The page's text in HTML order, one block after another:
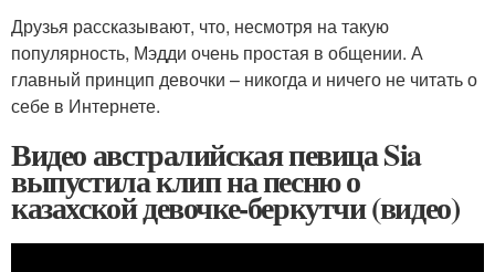
Друзья рассказывают, что, несмотря на такую
популярность, Мэдди очень простая в общении. А
главный принцип девочки – никогда и ничего не читать о
себе в Интернете.
Видео австралийская певица Sia
выпустила клип на песню о
казахской девочке-беркутчи (видео)